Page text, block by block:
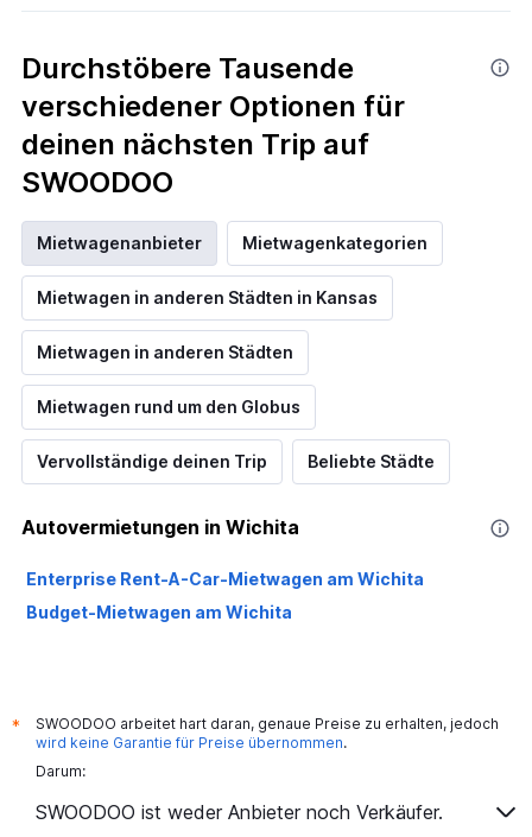
Durchstöbere Tausende
verschiedener Optionen für
deinen nächsten Trip auf
SWOODOO
Mietwagenanbieter Mietwagenkategorien
Mietwagen in anderen Städten in Kansas
Mietwagen in anderen Städten
Mietwagen rund um den Globus
Vervollständige deinen Trip Beliebte Städte
Autovermietungen in Wichita
Enterprise Rent-A-Car-Mietwagen am Wichita
Budget-Mietwagen am Wichita
*
SWOODOO arbeitet hart daran, genaue Preise zu erhalten, jedoch
wird keine Garantie für Preise übernommen.
Darum:
SWOODOO ist weder Anbieter noch Verkäufer.